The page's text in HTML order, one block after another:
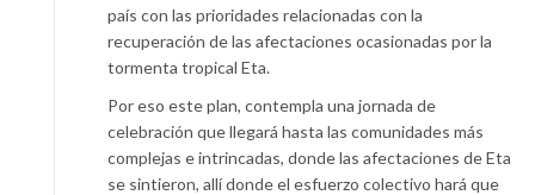
país con las prioridades relacionadas con la
recuperación de las afectaciones ocasionadas por la
tormenta tropical Eta.
Por eso este plan, contempla una jornada de
celebración que llegará hasta las comunidades más
complejas e intrincadas, donde las afectaciones de Eta
se sintieron, allí donde el esfuerzo colectivo hará que